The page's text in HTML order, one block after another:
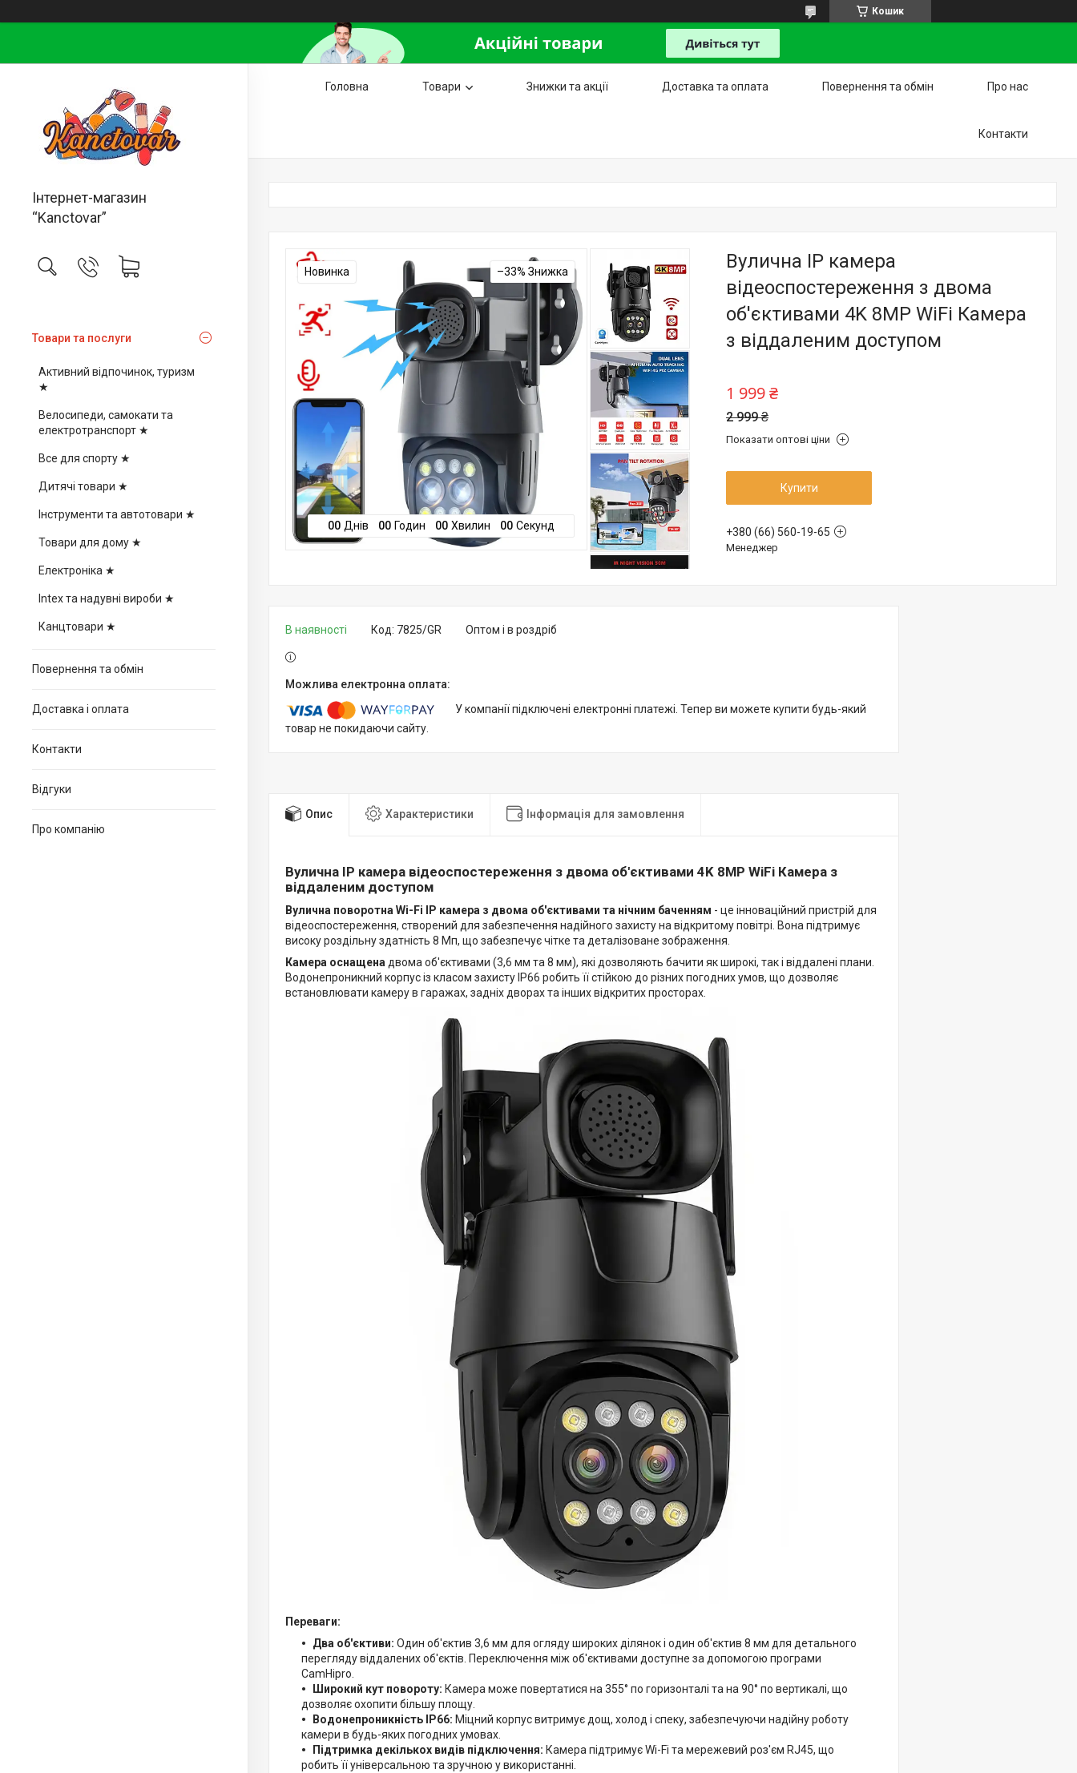
Кошик
Інтернет-магазин
“Kanctovar”
Товари та послуги
Активний відпочинок, туризм
★
Велосипеди, самокати та
електротранспорт ★
Все для спорту ★
Дитячі товари ★
Інструменти та автотовари ★
Товари для дому ★
Електроніка ★
Intex та надувні вироби ★
Канцтовари ★
Повернення та обмін
Доставка і оплата
Контакти
Відгуки
Про компанію
Головна Товари Знижки та акції Доставка та оплата Повернення та обмін Про нас
Контакти
Новинка –33%
00 Днів 00 Годин 00 Хвилин 00 Секунд
Вулична IP камера
відеоспостереження з двома
об'єктивами 4K 8MP WiFi Камера
з віддаленим доступом
2 999 ₴
1 999 ₴
Показати оптові ціни
Купити
+380 (66) 560-19-65
Менеджер
В наявності Оптом і в роздріб
Код: 7825/GR
У компанії підключені електронні платежі. Тепер ви можете купити будь-який
товар не покидаючи сайту.
Опис Характеристики Інформація для замовлення
Вулична IP камера відеоспостереження з двома об'єктивами 4K 8MP WiFi Камера з
віддаленим доступом
Вулична поворотна Wi-Fi IP камера з двома об'єктивами та нічним баченням - це інноваційний пристрій для
відеоспостереження, створений для забезпечення надійного захисту на відкритому повітрі. Вона підтримує
високу роздільну здатність 8 Мп, що забезпечує чітке та деталізоване зображення.
Камера оснащенадвома об'єктивами (3,6 мм та 8 мм), які дозволяють бачити як широкі, так і віддалені плани.
Водонепроникний корпус із класом захисту IP66 робить її стійкою до різних погодних умов, що дозволяє
встановлювати камеру в гаражах, задніх дворах та інших відкритих просторах.
Переваги:
Два об'єктиви: Один об'єктив 3,6 мм для огляду широких ділянок і один об'єктив 8 мм для детального
перегляду віддалених об'єктів. Переключення між об'єктивами доступне за допомогою програми
CamHipro.
Широкий кут повороту: Камера може повертатися на 355° по горизонталі та на 90° по вертикалі, що
дозволяє охопити більшу площу.
Водонепроникність IP66: Міцний корпус витримує дощ, холод і спеку, забезпечуючи надійну роботу
камери в будь-яких погодних умовах.
Підтримка декількох видів підключення: Камера підтримує Wi-Fi та мережевий роз'єм RJ45, що
робить її універсальною та зручною у використанні.